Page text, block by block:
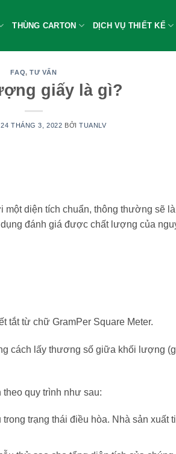
THÙNG CARTON DỊCH VỤ THIẾT KẾ
FAQ,TƯ VẤN
giấy là gì?
24 THÁNG 3, 2022 BỞITUANLV
diện tích chuẩn, thông thường sẽ
đánh giá được chất lượng của
tắt từ chữ GramPer Square Meter.
cách lấy thương số giữa khối lượng
quy trình như sau:
trạng thái điều hòa. Nhà sản xuất